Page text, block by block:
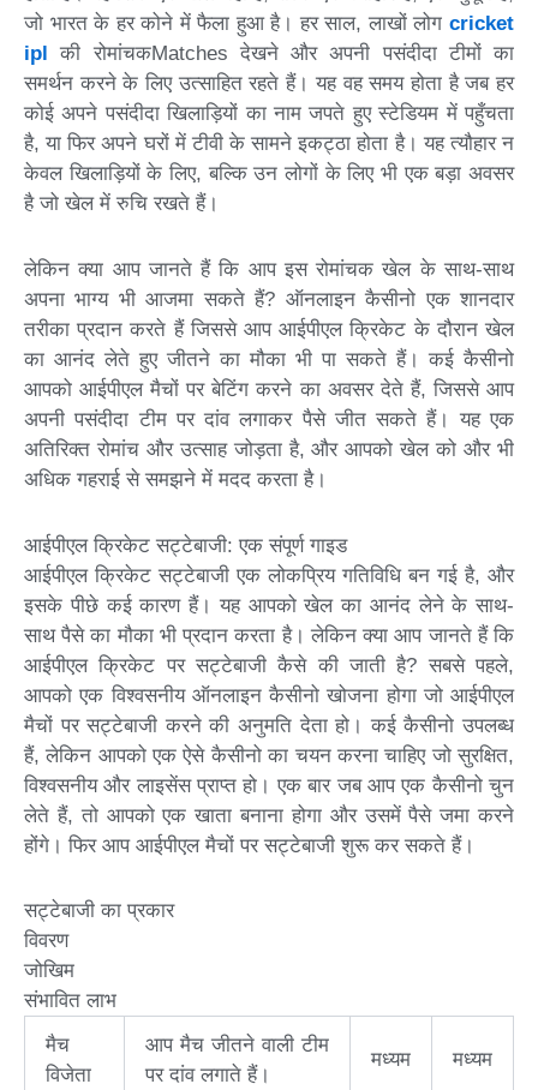
जो भारत के हर कोने में फैला हुआ है। हर साल, लाखों लोग cricket
ipl की रोमांचकMatches देखने और अपनी पसंदीदा टीमों का
समर्थन करने के लिए उत्साहित रहते हैं। यह वह समय होता है जब हर
कोई अपने पसंदीदा खिलाड़ियों का नाम जपते हुए स्टेडियम में पहुँचता
है, या फिर अपने घरों में टीवी के सामने इकट्ठा होता है। यह त्यौहार न
केवल खिलाड़ियों के लिए, बल्कि उन लोगों के लिए भी एक बड़ा अवसर
है जो खेल में रुचि रखते हैं।
लेकिन क्या आप जानते हैं कि आप इस रोमांचक खेल के साथ-साथ
अपना भाग्य भी आजमा सकते हैं? ऑनलाइन कैसीनो एक शानदार
तरीका प्रदान करते हैं जिससे आप आईपीएल क्रिकेट के दौरान खेल
का आनंद लेते हुए जीतने का मौका भी पा सकते हैं। कई कैसीनो
आपको आईपीएल मैचों पर बेटिंग करने का अवसर देते हैं, जिससे आप
अपनी पसंदीदा टीम पर दांव लगाकर पैसे जीत सकते हैं। यह एक
अतिरिक्त रोमांच और उत्साह जोड़ता है, और आपको खेल को और भी
अधिक गहराई से समझने में मदद करता है।
आईपीएल क्रिकेट सट्टेबाजी: एक संपूर्ण गाइड
आईपीएल क्रिकेट सट्टेबाजी एक लोकप्रिय गतिविधि बन गई है, और
इसके पीछे कई कारण हैं। यह आपको खेल का आनंद लेने के साथ-
साथ पैसे का मौका भी प्रदान करता है। लेकिन क्या आप जानते हैं कि
आईपीएल क्रिकेट पर सट्टेबाजी कैसे की जाती है? सबसे पहले,
आपको एक विश्वसनीय ऑनलाइन कैसीनो खोजना होगा जो आईपीएल
मैचों पर सट्टेबाजी करने की अनुमति देता हो। कई कैसीनो उपलब्ध
हैं, लेकिन आपको एक ऐसे कैसीनो का चयन करना चाहिए जो सुरक्षित,
विश्वसनीय और लाइसेंस प्राप्त हो। एक बार जब आप एक कैसीनो चुन
लेते हैं, तो आपको एक खाता बनाना होगा और उसमें पैसे जमा करने
होंगे। फिर आप आईपीएल मैचों पर सट्टेबाजी शुरू कर सकते हैं।
सट्टेबाजी का प्रकार
विवरण
जोखिम
संभावित लाभ
मैच
विजेता
आप मैच जीतने वाली टीम
पर दांव लगाते हैं।
मध्यम मध्यम